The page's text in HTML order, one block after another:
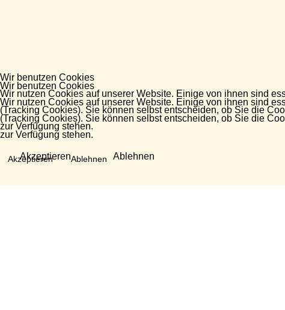
Wir benutzen Cookies
Wir nutzen Cookies auf unserer Website. Einige von ihnen sind
(Tracking Cookies). Sie können selbst entscheiden, ob Sie die
zur Verfügung stehen.
Akzeptieren Ablehnen
Wir benutzen Cookies
Wir nutzen Cookies auf unserer Website. Einige von ihnen sind
(Tracking Cookies). Sie können selbst entscheiden, ob Sie die
zur Verfügung stehen.
Akzeptieren Ablehnen